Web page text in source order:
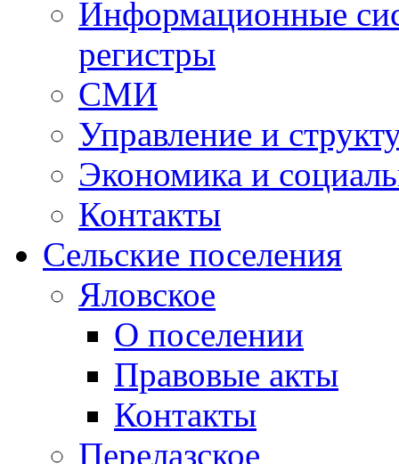
Информационные
регистры
СМИ
Управление и
Экономика и
Контакты
Сельские поселения
Яловское
О поселении
Правовые акты
Контакты
Перелазское